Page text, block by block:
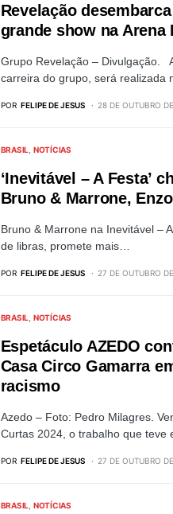
Revelação
grande show na Arena
Grupo Revelação – Divulgação.
carreira do grupo, será realizada
POR FELIPE DE JESUS 28 DE OUTUBRO
BRASIL NOTÍCIAS
‘Inevitável – A Festa’
Bruno & Marrone,
Bruno & Marrone na Inevitável –
de libras, promete mais…
POR FELIPE DE JESUS 27 DE OUTUBRO
BRASIL NOTÍCIAS
Espetáculo AZEDO
Casa Circo Gamarra
racismo
Azedo – Foto: Pedro Milagres.
Curtas 2024, o trabalho que teve
POR FELIPE DE JESUS 27 DE OUTUBRO
BRASIL NOTÍCIAS